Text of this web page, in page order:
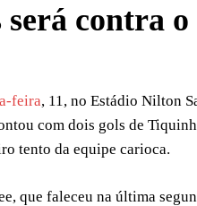
contra o
feira, 11, no Estádio Nilton
com dois gols de
tento da equipe carioca.
que faleceu na última